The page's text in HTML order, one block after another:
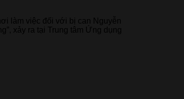
làm việc đối với bị can Nguyễn
xảy ra tại Trung tâm Ứng dụng